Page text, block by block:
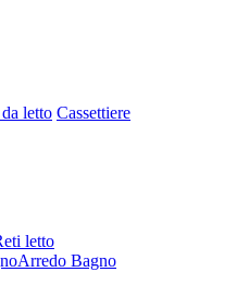
letto Cassettiere
letto
Arredo Bagno